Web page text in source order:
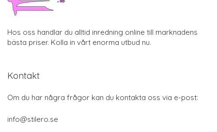
Hos oss handlar du alltid inredning online till marknadens
bästa priser. Kolla in vårt enorma utbud nu.
Kontakt
Om du har några frågor kan du kontakta oss via e-post:
info@stilero.se